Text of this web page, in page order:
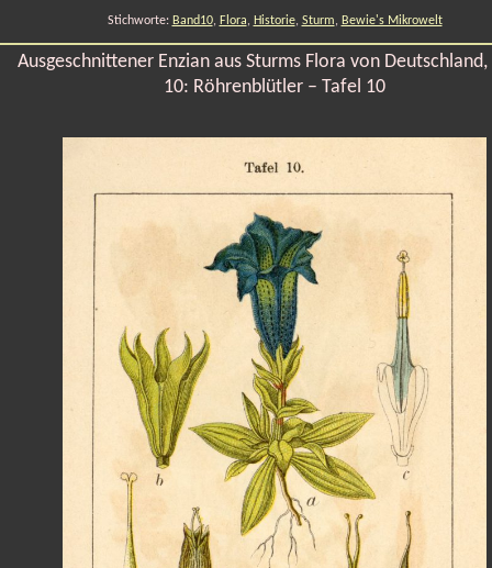
Stichworte: Band10, Flora, Historie, Sturm, Bewie's Mikrowelt
Ausgeschnittener Enzian aus Sturms Flora von Deutschland,
10: Röhrenblütler – Tafel 10